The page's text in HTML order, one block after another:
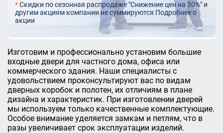
*Скидки по сезонная распродаже "Снижение цен на 30%" и
другим акциям компании не суммируются Подробнее о
акции
Изготовим и профессионально установим большие
входные двери для частного дома, офиса или
коммерческого здания. Наши специалисты с
удовольствием проконсультируют вас по видам
дверных коробок и полотен, их отличиям в плане
дизайна и характеристик. При изготовлении дверей
мы используем только качественные комплектующие.
Особое внимание уделяется замкам и петлям, что в
разы увеличивает срок эксплуатации изделий.